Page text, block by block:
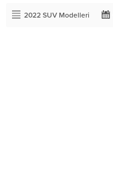
2022 SUV Modelleri